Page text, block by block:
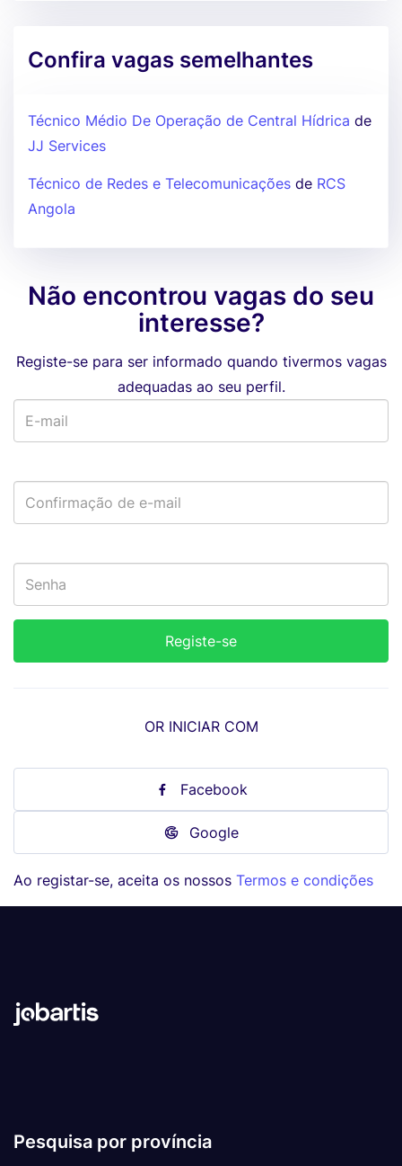
Confira vagas semelhantes
Técnico Médio De Operação de Central Hídrica de
JJ Services
Técnico de Redes e Telecomunicações de RCS
Angola
Não encontrou vagas do seu
interesse?
Registe-se para ser informado quando tivermos vagas
adequadas ao seu perfil.
OR INICIAR COM
Facebook
Google
Ao registar-se, aceita os nossos Termos e condições
Pesquisa por província